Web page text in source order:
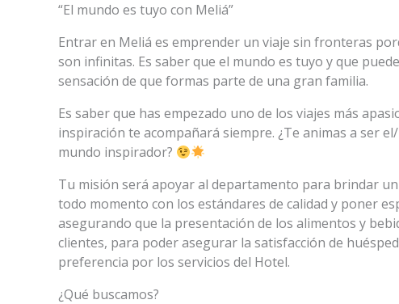
“El mundo es tuyo con Meliá”
Entrar en Meliá es emprender un viaje sin fronteras
son infinitas. Es saber que el mundo es tuyo y que
sensación de que formas parte de una gran familia.
Es saber que has empezado uno de los viajes más
inspiración te acompañará siempre. ¿Te animas a ser
mundo inspirador?
Tu misión será apoyar al departamento para brindar
todo momento con los estándares de calidad y poner
asegurando que la presentación de los alimentos y
clientes, para poder asegurar la satisfacción de
preferencia por los servicios del Hotel.
¿Qué buscamos?